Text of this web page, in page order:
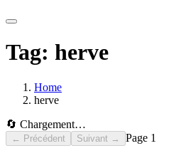
Tag: herve
Home
herve
🔄 Chargement…
← Précédent Suivant → Page 1